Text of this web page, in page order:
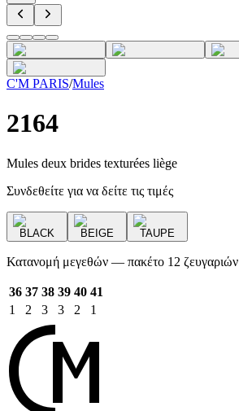
C'M PARIS/Mules
2164
Mules deux brides texturées liège
Συνδεθείτε για να δείτε τις τιμές
BLACK BEIGE TAUPE
Κατανομή μεγεθών — πακέτο 12 ζευγαριών
36 37 38 39 40 41
1
2 3 3 2 1